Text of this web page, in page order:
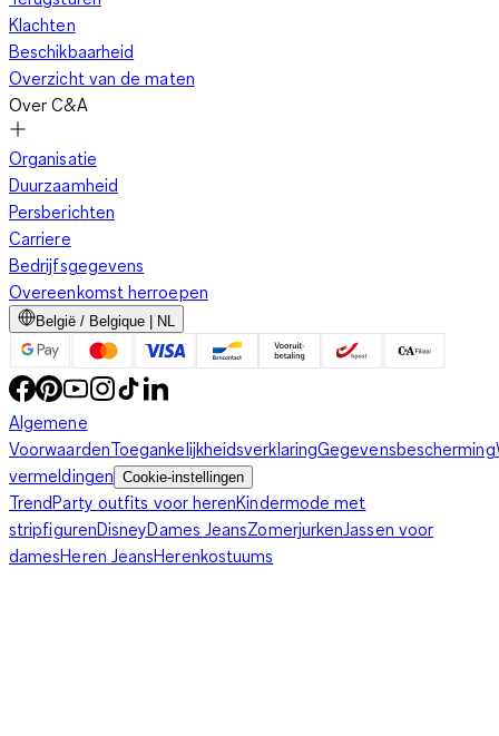
Klachten
Beschikbaarheid
Overzicht van de maten
Over C&A
Organisatie
Duurzaamheid
Persberichten
Carriere
Bedrijfsgegevens
Overeenkomst herroepen
België / Belgique | NL
Algemene
VoorwaardenToegankelijkheidsverklaringGegevensbescherming
vermeldingen Cookie-instellingen
TrendParty outfits voor herenKindermode met
stripfigurenDisneyDames JeansZomerjurkenJassen voor
damesHeren JeansHerenkostuums